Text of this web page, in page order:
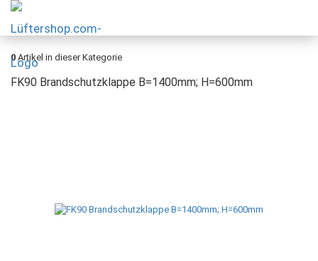
0 Artikel in dieser Kategorie
FK90 Brandschutzklappe B=1400mm; H=600mm